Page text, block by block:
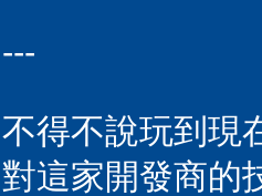
---
不得不說玩到現
對這家開發商的